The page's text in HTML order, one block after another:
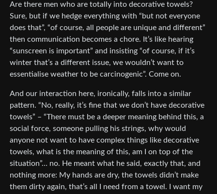
Are there men who are totally into decorative towels?
Sure, but if we hedge everything with “but not everyone
does that”, “of course, all people are unique and different”
then communication becomes a chore. It’s like hearing
“sunscreen is important” and insisting “of course, if it’s
winter that’s a different issue, we wouldn’t want to
essentialise weather to be carcinogenic”. Come on.
And our interaction here, ironically, falls into a similar
pattern. “No, really, it’s fine that we don’t have decorative
towels” – “There must be a deeper meaning behind this, a
social force, someone pulling his strings, why would
anyone not want to have complex things like decorative
towels, what is the meaning of this, am I on top of the
situation”… no. He meant what he said, exactly that, and
nothing more: My hands are dry, the towels didn’t make
them dirty again, that’s all I need from a towel. I want my